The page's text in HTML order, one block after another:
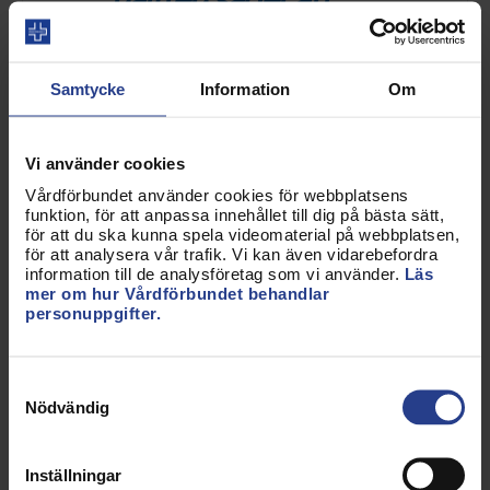
Samtycke Information Om
Vi använder cookies
Vårdförbundet använder cookies för webbplatsens
funktion, för att anpassa innehållet till dig på bästa sätt,
för att du ska kunna spela videomaterial på webbplatsen,
för att analysera vår trafik. Vi kan även vidarebefordra
information till de analysföretag som vi använder. Läs
mer om hur Vårdförbundet behandlar
personuppgifter.
Nödvändig
Inställningar
stressen inom vården
gör att de funderar på
Från Vårdförbundets medlemsdialog
"Höjda röster"
uppger att de under vanliga arbetspass har svårt
att hinna med att ta kortare pauser eller ens ta
lunchrast. 6 av 10 säger att stressen påverkar hela